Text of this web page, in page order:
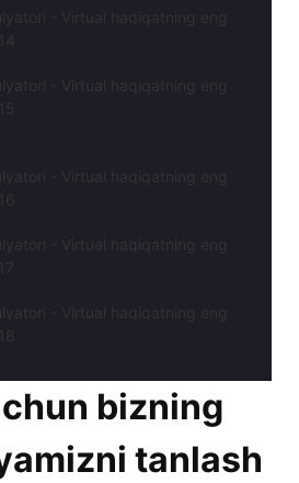
bizning
tanlash